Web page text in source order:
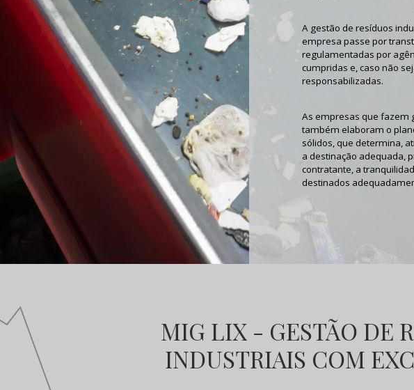
A gestão de resíduos
empresa passe por
regulamentadas por
cumpridas e, caso não
responsabilizadas.
As empresas que fazem
também elaboram o
sólidos, que determina,
a destinação adequada,
contratante, a
destinados
MIG LIX - GESTÃO DE
INDUSTRIAIS COM